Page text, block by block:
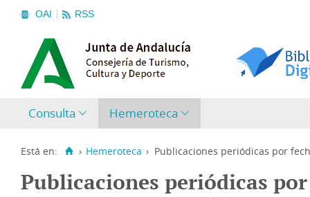
OAI RSS
Consulta Hemeroteca
Está en: › Hemeroteca › Publicaciones periódicas por
Publicaciones periódicas